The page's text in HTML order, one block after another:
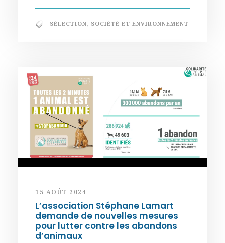
SÉLECTION, SOCIÉTÉ ET ENVIRONNEMENT
15 AOÛT 2024
L’association Stéphane Lamart
demande de nouvelles mesures
pour lutter contre les abandons
d’animaux